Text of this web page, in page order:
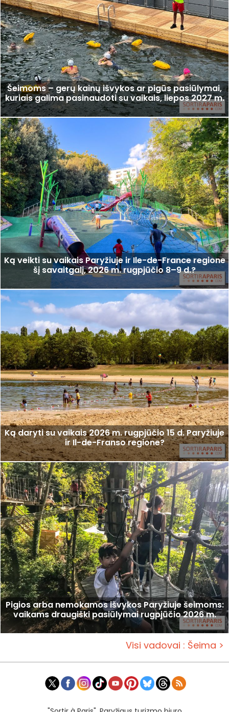
Šeimoms – gerų kainų išvykos ar pigūs pasiūlymai,
kuriais galima pasinaudoti su vaikais, liepos 2027 m.
Ką veikti su vaikais Paryžiuje ir Ile-de-France regione
šį savaitgalį, 2026 m. rugpjūčio 8–9 d.?
Ką daryti su vaikais 2026 m. rugpjūčio 15 d. Paryžiuje
ir Il-de-Franso regione?
Pigios arba nemokamos išvykos Paryžiuje šeimoms:
vaikams draugiški pasiūlymai rugpjūčio 2026 m.
Visi vadovai : Šeima >